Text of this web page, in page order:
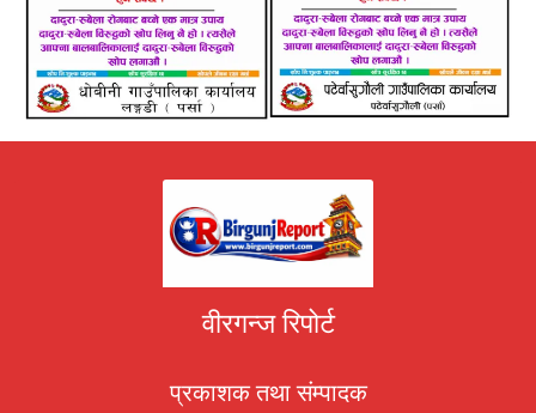
वीरगन्ज रिपोर्ट
प्रकाशक तथा संम्पादक